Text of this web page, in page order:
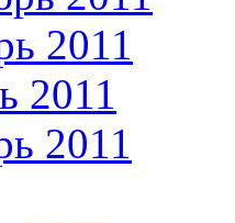
2011
2011
2011